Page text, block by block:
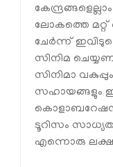
ലോകത്തെ
ചേർന്ന്
സിനിമ
സിനിമാ
സഹായങ്ങളും
കൊളാബറേഷൻ
ടൂറിസം
എന്നൊരു